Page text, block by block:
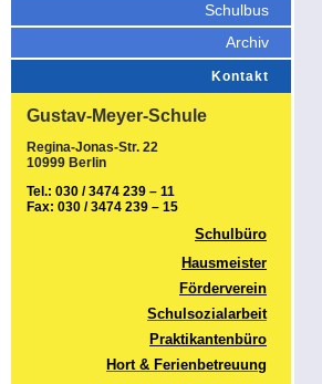
Schulbus
Archiv
Kontakt
Gustav-Meyer-Schule
Regina-Jonas-Str. 22
10999 Berlin
Tel.: 030 / 3474 239 – 11
Fax: 030 / 3474 239 – 15
Schulbüro
Hausmeister
Förderverein
Schulsozialarbeit
Praktikantenbüro
Hort & Ferienbetreuung